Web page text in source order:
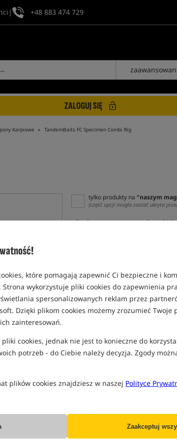
które pomagają zapewnić Ci bezpieczne i
wykorzystuje pliki cookies do zapewnienia
spersonalizowanych reklam przez
Dzięki plikom cookies możemy zrozumieć Twoje
zainteresowań.
cookies, jednak nie jest to konieczne do
potrzeb - do Ciebie należy decyzja. Zgody
plików cookies znajdziesz w naszej Polityce
Zaakceptuj
| +48 883 474 729
ZALOGUJ SIĘ
Karpiowe TandemBaits FC Specimen Combi Rig
tylko produkty na "naszym
(część opcji mogła zostać ukryta
Opcja Cena PLN
0,12
Koniec
SPODZIEWANA WYSYŁKA
rozmiar 4
EAN: 5907666658659
0,12
Koniec